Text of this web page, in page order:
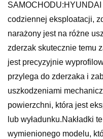
codziennej eksploatacji,
narażony jest na różne
zderzak skutecznie temu
jest precyzyjnie
przylega do zderzaka i
uszkodzeniami
powierzchni, która jest
lub wyładunku.Nakładki
wymienionego modelu,